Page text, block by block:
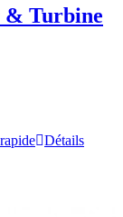
& Turbine
Détails